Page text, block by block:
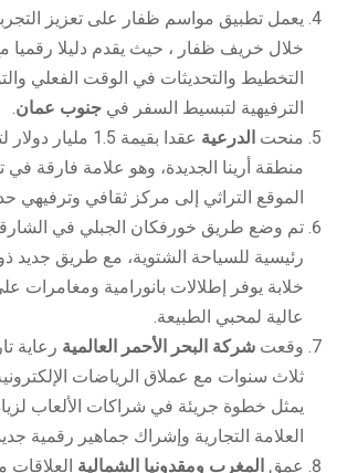
يعمل تطبيق مواسم ظفار على تعزيز
خلال خريف ظفار ، حيث يقدم دليلا رقميا
التخطيط والتحديثات في الوقت الفعلي
الترفيهية لتبسيط السفر في جنوب عمان.
منحت الدرعية
عقدا بقيمة 1.5 مليار
منطقة أرينا الجديدة، وهو علامة فارقة في
الموقع التراثي إلى مركز ثقافي وترفيهي
تم وضع طريق خورفكان الجبلي في
رئيسية للسياحة الشتوية، مع طريق جديد
خلابة يوفر إطلالات بانورامية ومغامرات
عالية لمحبي الطبيعة.
وقعت شركة البحر الأحمر العالمية رعاية
يمثل خطوة جريئة في شراكات الألعاب
العلامة التجارية وإشراك جماهير رقمية
عمق المغرب ومقدونيا الشمالية العلاقات